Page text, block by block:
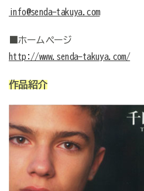
info@senda-takuya.com
■ホームページ
http://www.senda-takuya.com/
作品紹介